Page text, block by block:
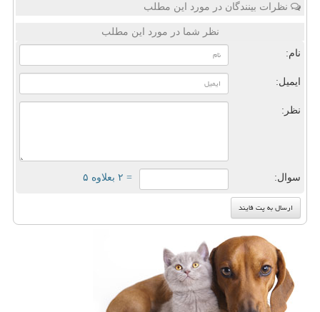
نظرات بینندگان در مورد این مطلب
نظر شما در مورد این مطلب
نام:
ایمیل:
نظر:
سوال: = ۲ بعلاوه ۵